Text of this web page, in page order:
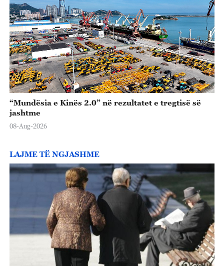
“Mundësia e Kinës 2.0” në rezultatet e tregtisë së
jashtme
08-Aug-2026
LAJME TË NGJASHME